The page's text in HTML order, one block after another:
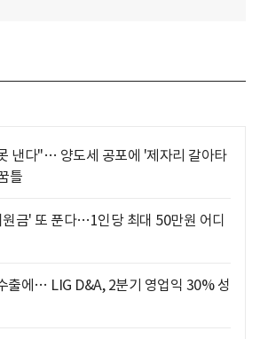
낸다"… 양도세 공포에 '제자리 갈아타
틀
금' 또 푼다…1인당 최대 50만원 어디
출에… LIG D&A, 2분기 영업익 30% 성